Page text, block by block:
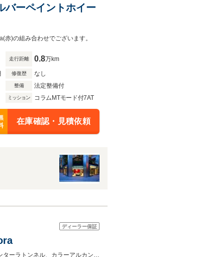
バーペイントホイー
)の組み合わせでございます。
走行距離 0.8万km
修復歴 なし
整備 法定整備付
ミッション コラムMTモード付7AT
在庫確認・見積依頼
ディーラー保証
パッセンジャーディスプレイ、LEDドライバーゾーン、カラーシートベルトカラーアルカンターラトンネル、カラーアルカンターラダッシュボード、ダイヤモンド仕上げ鍛造ホイール